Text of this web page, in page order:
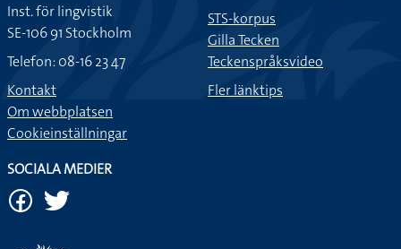
Inst. för lingvistik
SE-106 91 Stockholm
Telefon: 08-16 23 47
Kontakt
Om webbplatsen
Cookieinställningar
STS-korpus
Gilla Tecken
Teckenspråksvideo
Fler länktips
SOCIALA MEDIER